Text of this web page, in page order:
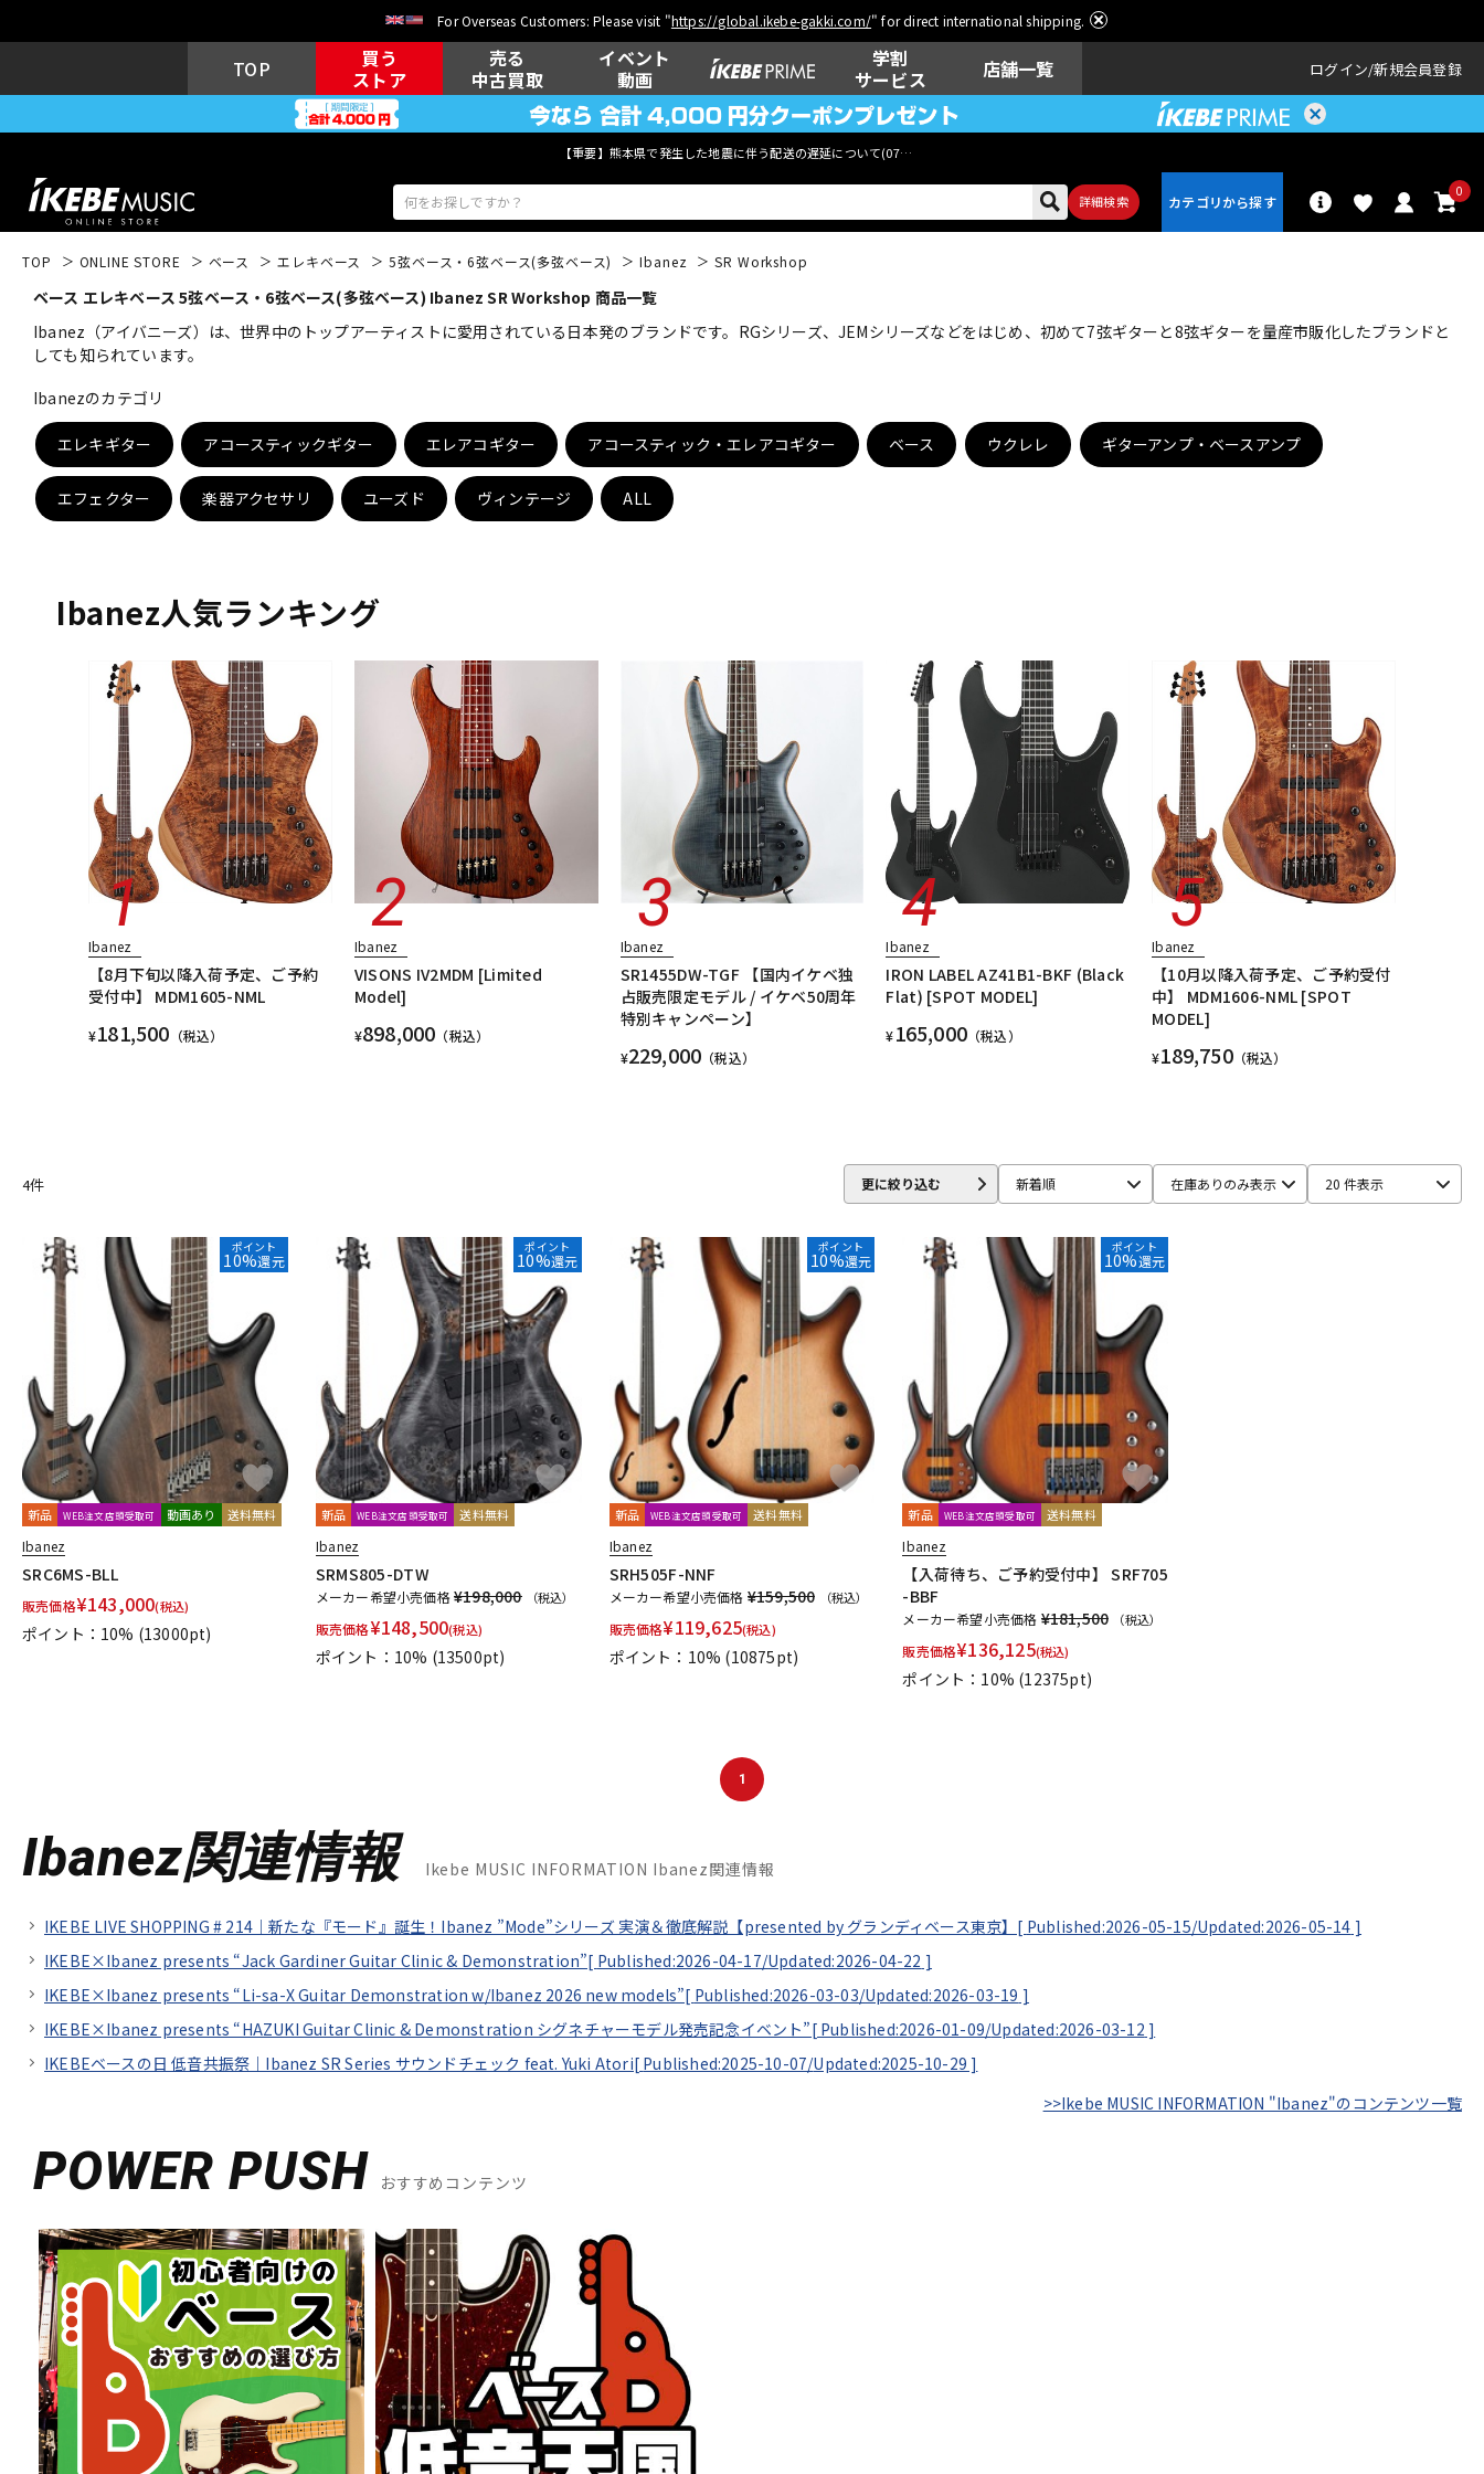
For Overseas Customers: Please visit "https://global.ikebe-gakki.com/" for direct international shipping.
TOP
買う
ストア
売る
中古買取
イベント
動画
学割
サービス
店舗一覧 ログイン 新規会員登録
【重要】熊本県で発生した地震に伴う配送の遅延について(07月29日
詳細検索
0
アコギ/エレ
アコ ベース ン
キーボード 電子ピアノ 管楽器 その他楽器 アンプ エフェクター
DJ機器 DTM DTM オンラ
イン納品
中古
TOP ONLINE STORE ベース エレキベース 5弦ベース・6弦ベース(多弦ベース) Ibanez SR Workshop
ベース エレキベース 5弦ベース・6弦ベース(多弦ベース) Ibanez SR Workshop 商品一覧
Ibanez（アイバニーズ）は、世界中のトップアーティストに愛用されている日本発のブランドです。RGシリーズ、JEMシリーズなどをはじめ、初めて7弦ギターと8弦ギターを量産市販化したブランドと
しても知られています。
Ibanezのカテゴリ
エレキギター アコースティックギター エレアコギター アコースティック・エレアコギター ベース ウクレレ ギターアンプ・ベースアンプ
エフェクター 楽器アクセサリ ユーズド ヴィンテージ ALL
Ibanez人気ランキング
Ibanez
【8月下旬以降入荷予定、ご予約
受付中】 MDM1605-NML
¥181,500 （税込）
Ibanez
VISONS IV2MDM [Limited
Model]
¥898,000 （税込）
Ibanez
SR1455DW-TGF 【国内イケベ独
占販売限定モデル / イケベ50周年
特別キャンペーン】
¥229,000 （税込）
Ibanez
IRON LABEL AZ41B1-BKF (Black
Flat) [SPOT MODEL]
¥165,000 （税込）
Ibanez
【10月以降入荷予定、ご予約受付
中】 MDM1606-NML [SPOT
MODEL]
¥189,750（税込）
4件 更に絞り込む 新着順 在庫ありのみ表示 20 件表示
ポイント
10%還元
新品 WEB注文店頭受取可 動画あり 送料無料
Ibanez
SRC6MS-BLL
販売価格¥143,000(税込)
ポイント：10% (13000pt)
ポイント
10%還元
新品 WEB注文店頭受取可 送料無料
Ibanez
SRMS805-DTW
メーカー希望小売価格¥198,000 （税込）
販売価格¥148,500(税込)
ポイント：10% (13500pt)
ポイント
10%還元
新品 WEB注文店頭受取可 送料無料
Ibanez
SRH505F-NNF
メーカー希望小売価格 ¥159,500 （税込）
販売価格¥119,625(税込)
ポイント：10% (10875pt)
ポイント
10%還元
新品 WEB注文店頭受取可 送料無料
Ibanez
【入荷待ち、ご予約受付中】 SRF705
-BBF
メーカー希望小売価格 ¥181,500 （税込）
販売価格¥136,125(税込)
ポイント：10% (12375pt)
1
Ibanez関連情報 Ikebe MUSIC INFORMATION Ibanez関連情報
IKEBE LIVE SHOPPING # 214｜新たな『モード』誕生！Ibanez ”Mode”シリーズ 実演＆徹底解説【presented by グランディベース東京】[ Published:2026-05-15/Updated:2026-05-14 ]
IKEBE×Ibanez presents “Jack Gardiner Guitar Clinic & Demonstration”[ Published:2026-04-17/Updated:2026-04-22 ]
IKEBE×Ibanez presents “Li-sa-X Guitar Demonstration w/Ibanez 2026 new models”[ Published:2026-03-03/Updated:2026-03-19 ]
IKEBE×Ibanez presents “HAZUKI Guitar Clinic & Demonstration シグネチャーモデル発売記念イベント”[ Published:2026-01-09/Updated:2026-03-12 ]
IKEBEベースの日 低音共振祭｜Ibanez SR Series サウンドチェック feat. Yuki Atori[ Published:2025-10-07/Updated:2025-10-29 ]
>>Ikebe MUSIC INFORMATION "Ibanez"のコンテンツ一覧
POWER PUSH おすすめコンテンツ